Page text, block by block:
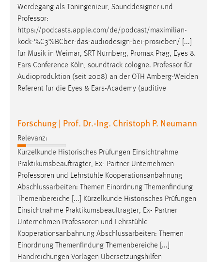
Werdegang als Toningenieur, Sounddesigner und
Professor:
https://podcasts.apple.com/de/podcast/maximilian-
kock-%C3%BCber-das-audiodesign-bei-prosieben/ [...]
für Musik in Weimar, SRT Nürnberg, Promax Prag, Eyes &
Ears Conference Köln, soundtrack cologne. Professor für
Audioproduktion (seit 2008) an der OTH Amberg-Weiden
Referent für die Eyes & Ears-Academy (auditive
Forschung | Prof. Dr.-Ing. Christoph P. Neumann
Relevanz:
Kürzelkunde Historisches Prüfungen Einsichtnahme
Praktikumsbeauftragter, Ex- Partner Unternehmen
Professoren und Lehrstühle Kooperationsanbahnung
Abschlussarbeiten: Themen Einordnung Themenfindung
Themenbereiche [...] Kürzelkunde Historisches Prüfungen
Einsichtnahme Praktikumsbeauftragter, Ex- Partner
Unternehmen Professoren und Lehrstühle
Kooperationsanbahnung Abschlussarbeiten: Themen
Einordnung Themenfindung Themenbereiche [...]
Handreichungen Vorlagen Übersetzungshilfen
Sprachpräferenz
Name:
site-language-preference
Zweck:
Das Cookie speichert die gewählte Sprache der Website.
Cookie Laufzeit:
Chat
MibewSessionID, MIBEW_UserID, mibew_locale, mibew-
chat-frame-style-5e9dbeb1811c0446
Zweck:
Wird benötigt um die Chatfunktion nutzen zu können.
Cookie Laufzeit:
MibewSessionID, mibew-chat-frame-style-
5e9dbeb1811c0446 = Sitzungslaufzeit, mibew_locale = 3
Jahre, MIBEW_UserID = 1 Jahr